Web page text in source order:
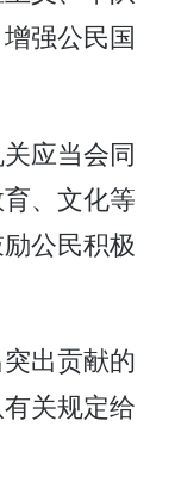
强公民国
应当会同
、文化等
公民积极
出贡献的
关规定给